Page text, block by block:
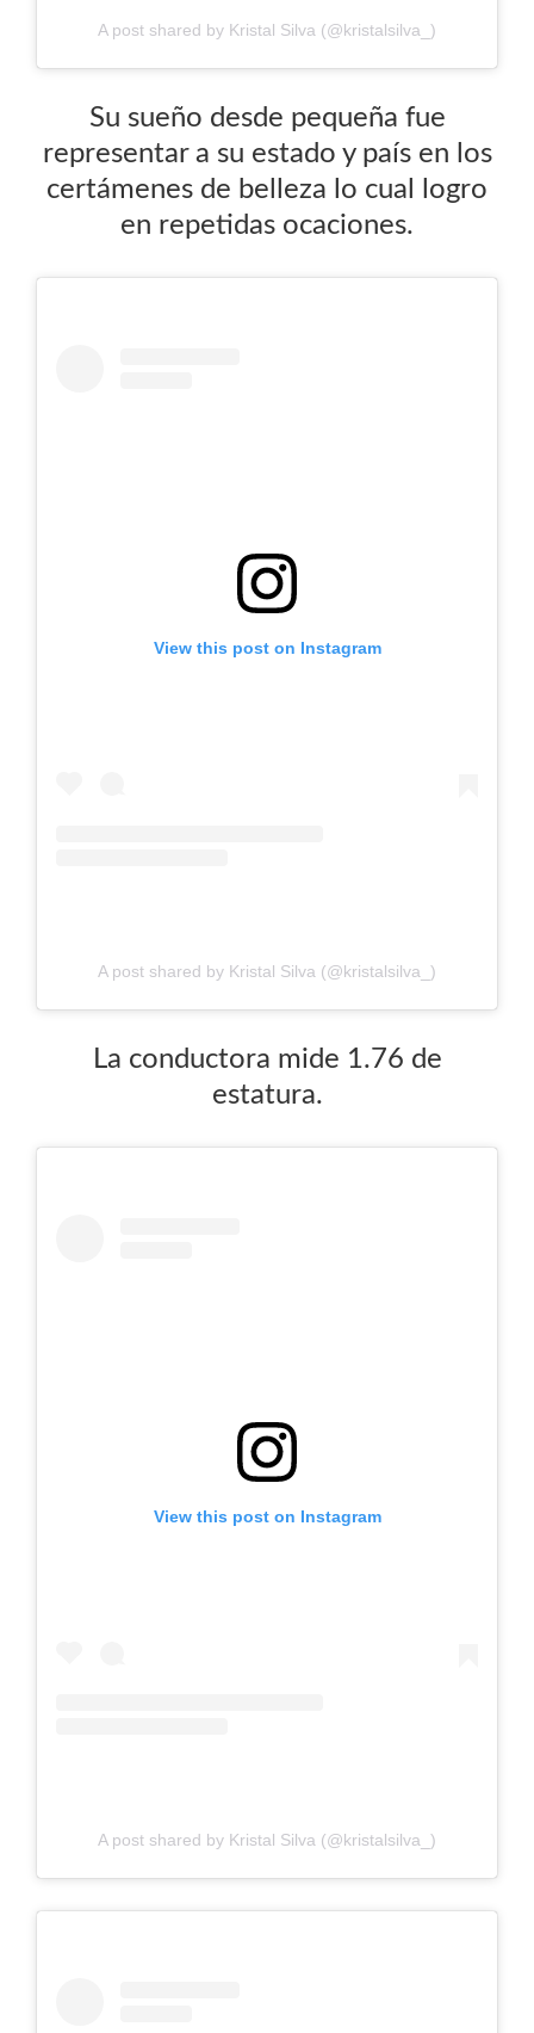
A post shared by Kristal Silva (@kristalsilva_)
Su sueño desde pequeña fue
representar a su estado y país en los
certámenes de belleza lo cual logro
en repetidas ocaciones.
View this post on Instagram
A post shared by Kristal Silva (@kristalsilva_)
La conductora mide 1.76 de
estatura.
View this post on Instagram
A post shared by Kristal Silva (@kristalsilva_)